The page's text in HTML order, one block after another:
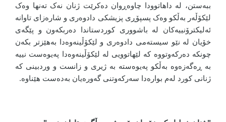
ببەستن، لە داهاتوودا چاوەڕوان دەکرێت ژنان نەک تەنها وەک
لێکۆڵەر بەڵکو وەک پسپۆڕی پزیشکی دادوەری و شارەزای تاوانە
ئەلیکترۆنییەکان لە باشووری کوردستاندا دەربکەون و پێگەی
خۆیان لە نێو سیستەمی دادوەری و لێکۆڵینەوەدا بەهێزتر بکەن
چونکە دەرکەوتووە کە لێهاتوویی لە لێکۆڵینەوەدا پەیوەست نییە
بە ڕەگەزەوە بەڵکو پەیوەستە بە ژیری و زانست و وردبینی کە
ژنانی کورد لەم بوارەدا سەرکەوتنی گەورەیان بەدەست هێناوە.